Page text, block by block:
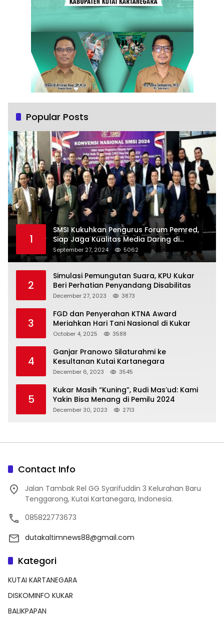
Popular Posts
1
SMSI Kukuhkan Pengurus Forum Pemred,
Siap Jaga Kualitas Media Daring di
Indonesia
September 27, 2024 5062
2
Simulasi Pemungutan Suara, KPU Kukar
Beri Perhatian Penyandang Disabilitas
December 27, 2023 3873
3
FGD dan Penyerahan KTNA Award
Meriahkan Hari Tani Nasional di Kukar
October 4, 2025 3588
4
Ganjar Pranowo Silaturahmi ke
Kesultanan Kutai Kartanegara
December 6, 2023 3545
5
Kukar Masih “Kuning”, Rudi Mas’ud: Kami
Yakin Bisa Menang di Pemilu 2024
December 30, 2023 2713
Contact Info
Jalan Tambak Rel GG Syarifuddin 3 Kelurahan Baru
Tenggarong, Kutai Kartanegara, Indonesia.
085822773673
dutakaltimnews88@gmail.com
Kategori
KUTAI KARTANEGARA
DISKOMINFO KUKAR
BALIKPAPAN